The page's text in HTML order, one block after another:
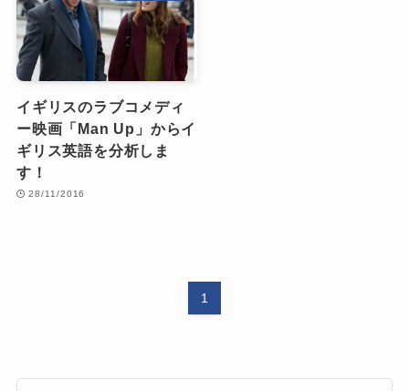
イギリスのラブコメディ
ー映画「Man Up」からイ
ギリス英語を分析しま
す！
28/11/2016
1